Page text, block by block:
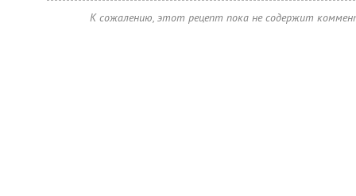
К сожалению, этот рецепт пока не содержит